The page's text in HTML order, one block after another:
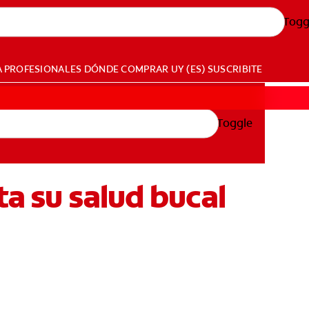
PROFESIONALES DÓNDE COMPRAR UY (ES) SUSCRIBITE
Toggle
su salud bucal